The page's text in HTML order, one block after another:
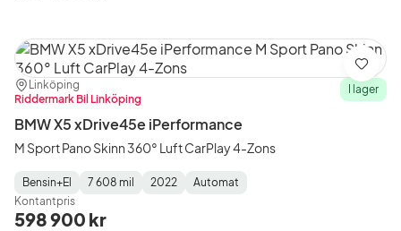
Plats:
Linköping
Återförsäljare:
Riddermark Bil Linköping
I lager
BMW X5 xDrive45e iPerformance
M Sport Pano Skinn 360° Luft CarPlay 4-Zons
Fuel
Type:
Bensin+El
Mätarställning:
7 608 mil
Model
Year:
2022
Gearbox
Type:
Automat
Kontantpris
598 900 kr
Spara